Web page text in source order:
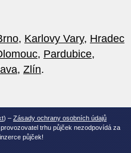
, Karlovy Vary, Hradec
, Pardubice,
, Zlín.
) – Zásady ochrany osobních údajů
trhu půjček nezodpovídá za
půjček!